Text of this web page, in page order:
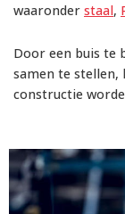
waaronder staal,
Door een buis te
samen te stellen,
constructie